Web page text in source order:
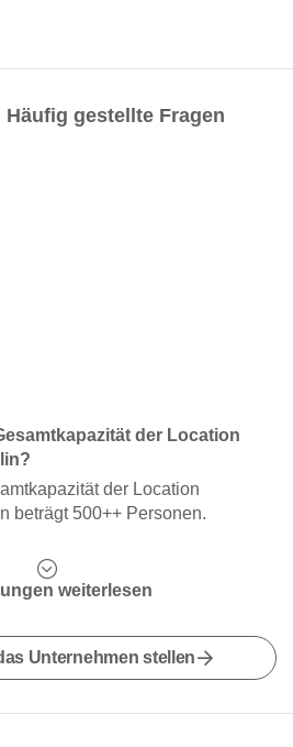
gestellte Fragen
der Location
der Location
beträgt 500++ Personen.
weiterlesen
Unternehmen stellen